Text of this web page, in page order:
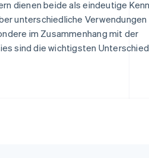
dienen beide als eindeutige
unterschiedliche Verwendungen
im Zusammenhang mit der
sind die wichtigsten